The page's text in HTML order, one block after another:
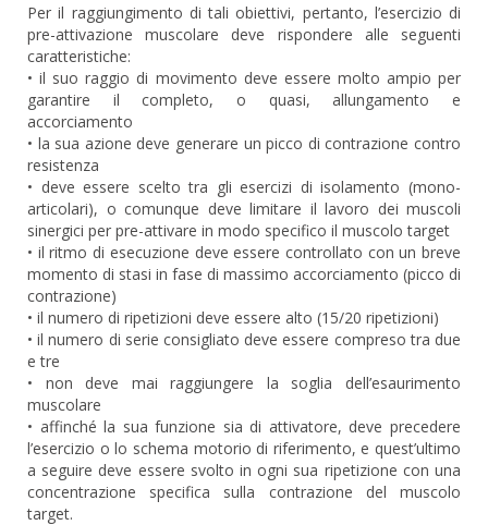
Per il raggiungimento di tali obiettivi, pertanto, l’esercizio di
pre-attivazione muscolare deve rispondere alle seguenti
caratteristiche:
• il suo raggio di movimento deve essere molto ampio per
garantire il completo, o quasi, allungamento e
accorciamento
• la sua azione deve generare un picco di contrazione contro
resistenza
• deve essere scelto tra gli esercizi di isolamento (mono-
articolari), o comunque deve limitare il lavoro dei muscoli
sinergici per pre-attivare in modo specifico il muscolo target
• il ritmo di esecuzione deve essere controllato con un breve
momento di stasi in fase di massimo accorciamento (picco di
contrazione)
• il numero di ripetizioni deve essere alto (15/20 ripetizioni)
• il numero di serie consigliato deve essere compreso tra due
e tre
• non deve mai raggiungere la soglia dell’esaurimento
muscolare
• affinché la sua funzione sia di attivatore, deve precedere
l’esercizio o lo schema motorio di riferimento, e quest’ultimo
a seguire deve essere svolto in ogni sua ripetizione con una
concentrazione specifica sulla contrazione del muscolo
target.